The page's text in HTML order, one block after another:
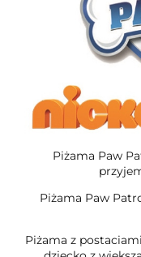
Piżama Paw
Piżama Paw
Piżama z